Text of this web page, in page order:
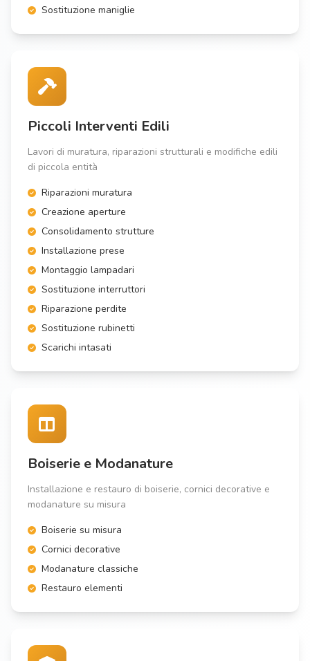
Sostituzione maniglie
Piccoli Interventi Edili
Lavori di muratura, riparazioni strutturali e modifiche edili
di piccola entità
Riparazioni muratura
Creazione aperture
Consolidamento strutture
Installazione prese
Montaggio lampadari
Sostituzione interruttori
Riparazione perdite
Sostituzione rubinetti
Scarichi intasati
Boiserie e Modanature
Installazione e restauro di boiserie, cornici decorative e
modanature su misura
Boiserie su misura
Cornici decorative
Modanature classiche
Restauro elementi